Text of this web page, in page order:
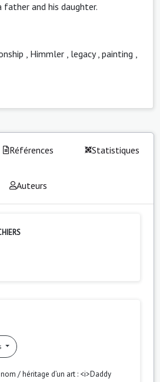
and his daughter.
Himmler legacy, painting
Références Statistiques
Auteurs
nom / héritage d’un art : <i>Daddy